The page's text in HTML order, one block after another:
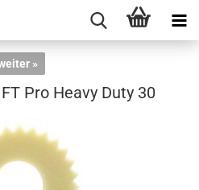
»
Pro Heavy Duty 30